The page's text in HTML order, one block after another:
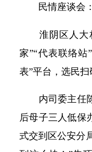
民情座谈会：
淮阴区人大构
家”“代表联络
表”平台，选民
内司委主任陈
后母子三人低保
式交到区公安分